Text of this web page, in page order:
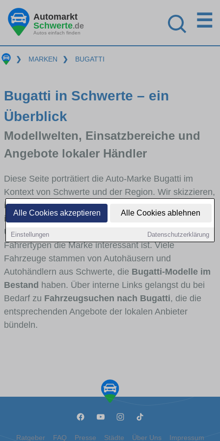
Alle Cookies akzeptieren Alle Cookies ablehnen
Einstellungen Datenschutzerklärung
Automarkt
Schwerte.de
Autos einfach finden
☰
❯ MARKEN ❯ BUGATTI
Bugatti in Schwerte – ein
Überblick
Modellwelten, Einsatzbereiche und
Angebote lokaler Händler
Diese Seite porträtiert die Auto-Marke Bugatti im
Kontext von Schwerte und der Region. Wir skizzieren,
in welchen Fahrzeugklassen Bugatti stark vertreten
ist, welche Modellreihen häufig im Stadt- und
Umlandverkehr zu sehen sind und für welche
Fahrertypen die Marke interessant ist. Viele
Fahrzeuge stammen von Autohäusern und
Autohändlern aus Schwerte, die Bugatti-Modelle im
Bestand haben. Über interne Links gelangst du bei
Bedarf zu Fahrzeugsuchen nach Bugatti, die die
entsprechenden Angebote der lokalen Anbieter
bündeln.
Ratgeber FAQ Presse Städte Über Uns Impressum